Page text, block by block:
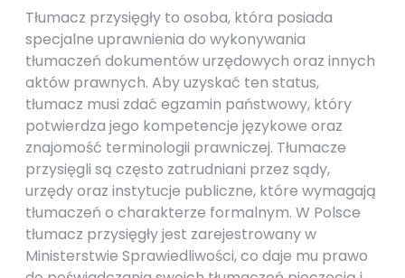
Tłumacz przysięgły to osoba, która posiada
specjalne uprawnienia do wykonywania
tłumaczeń dokumentów urzędowych oraz innych
aktów prawnych. Aby uzyskać ten status,
tłumacz musi zdać egzamin państwowy, który
potwierdza jego kompetencje językowe oraz
znajomość terminologii prawniczej. Tłumacze
przysięgli są często zatrudniani przez sądy,
urzędy oraz instytucje publiczne, które wymagają
tłumaczeń o charakterze formalnym. W Polsce
tłumacz przysięgły jest zarejestrowany w
Ministerstwie Sprawiedliwości, co daje mu prawo